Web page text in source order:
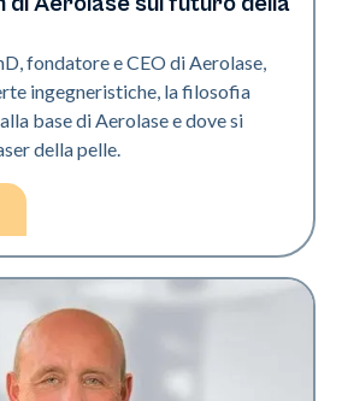
fondatore e CEO di Aerolase,
ingegneristiche, la filosofia
base di Aerolase e dove si
della pelle.